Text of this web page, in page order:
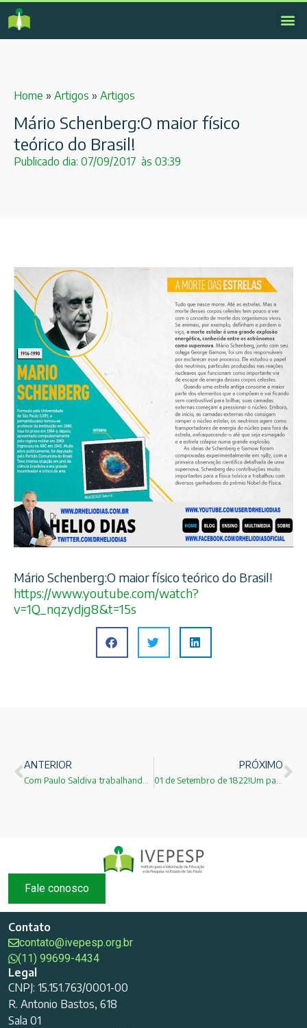
Home » Artigos » Artigos
Mário Schenberg:O maior físico
teórico do Brasil!
Publicado dia: 07/09/2017 às 03:39
Mário Schenberg:O maior físico teórico do Brasil!
https://www.youtube.com/watch?
v=1Q_nqzydjg8&t=15s
ANTERIOR PRÓXIMO
Fale conosco
Contato
contato@ivepesp.org.br
(11) 99699-4434
Legal
CNPJ: 15.151.763/0001-00
R. Antonio Bastos, 618
Sala 01